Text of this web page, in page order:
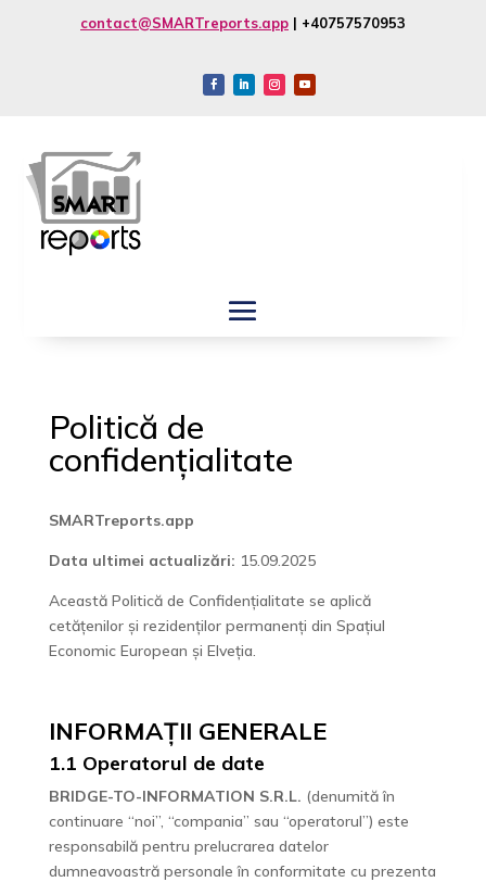
contact@SMARTreports.app | +40757570953
Politică de
confidențialitate
SMARTreports.app
Data ultimei actualizări: 15.09.2025
Această Politică de Confidențialitate se aplică
cetățenilor și rezidenților permanenți din Spațiul
Economic European și Elveția.
INFORMAȚII GENERALE
1.1 Operatorul de date
BRIDGE-TO-INFORMATION S.R.L. (denumită în
continuare “noi”, “compania” sau “operatorul”) este
responsabilă pentru prelucrarea datelor
dumneavoastră personale în conformitate cu prezenta